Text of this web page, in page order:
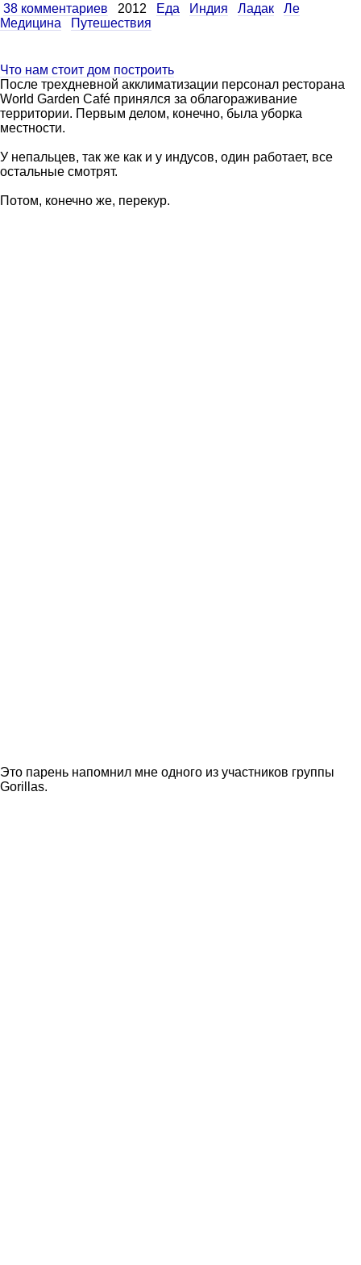
38 комментариев 2012 Еда Индия Ладак
Ле
Медицина
Путешествия
Что нам стоит дом построить
После трехдневной акклиматизации персонал ресторана
World Garden Café принялся за облагораживание
территории. Первым делом, конечно, была уборка
местности.
У непальцев, так же как и у индусов, один работает, все
остальные смотрят.
Потом, конечно же, перекур.
Это парень напомнил мне одного из участников группы
Gorillas.